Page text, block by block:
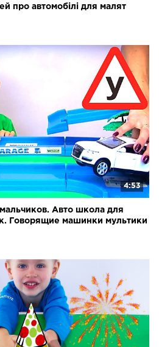
про автомобілі для малят
4:53
Авто школа для
Говорящие машинки мультики